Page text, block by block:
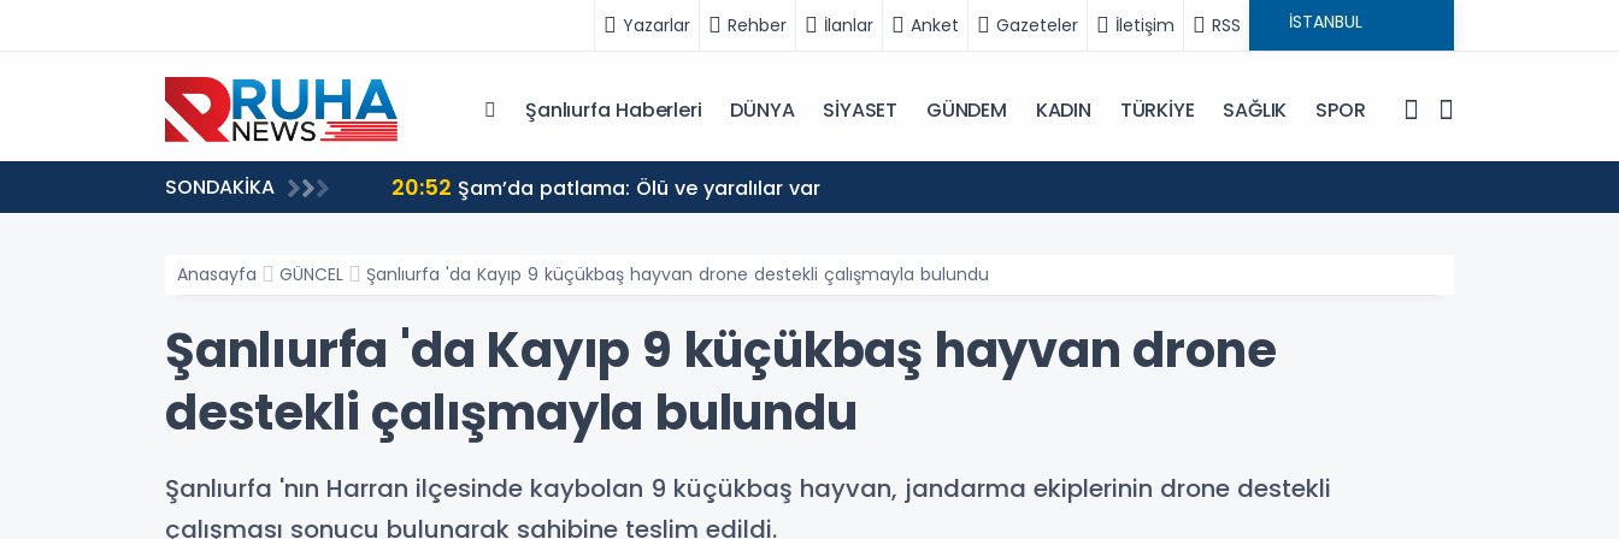
Yazarlar Rehber İlanlar Anket Gazeteler İletişim RSS
Şanlıurfa Haberleri DÜNYA SİYASET GÜNDEM KADIN TÜRKİYE SAĞLIK SPOR
SONDAKİKA
geçmeye davet ediyoruz 20:52 Şam’da patlama: Ölü ve yaralılar var
Anasayfa GÜNCEL Şanlıurfa 'da Kayıp 9 küçükbaş hayvan drone destekli çalışmayla bulundu
Şanlıurfa 'da Kayıp 9 küçükbaş hayvan drone
destekli çalışmayla bulundu
Şanlıurfa 'nın Harran ilçesinde kaybolan 9 küçükbaş hayvan, jandarma ekiplerinin drone destekli
çalışması sonucu bulunarak sahibine teslim edildi.